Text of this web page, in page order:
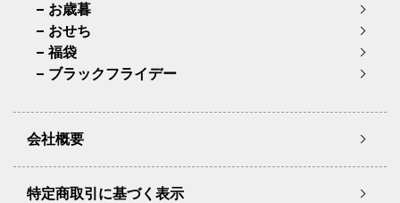
お歳暮
おせち
福袋
ブラックフライデー
会社概要
特定商取引に基づく表示